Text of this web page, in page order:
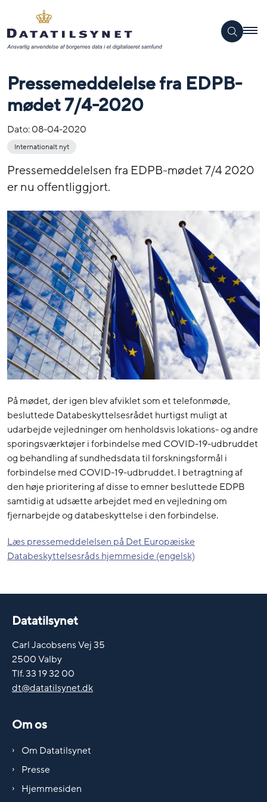
Pressemeddelelse fra EDPB-
mødet 7/4-2020
Dato:08-04-2020
Internationalt nyt
Pressemeddelelsen fra EDPB-mødet 7/4 2020
er nu offentliggjort.
På mødet, der igen blev afviklet som et telefonmøde,
besluttede Databeskyttelsesrådet hurtigst muligt at
udarbejde vejledninger om henholdsvis lokations- og andre
sporingsværktøjer i forbindelse med COVID-19-udbruddet
og behandling af sundhedsdata til forskningsformål i
forbindelse med COVID-19-udbruddet. I betragtning af
den høje prioritering af disse to emner besluttede EDPB
samtidig at udsætte arbejdet med en vejledning om
fjernarbejde og databeskyttelse i den forbindelse.
Læs pressemeddelelsen på Det Europæiske
Databeskyttelsesråds hjemmeside (engelsk)
Datatilsynet
Carl Jacobsens Vej 35
2500 Valby
Tlf. 33 19 32 00
dt@datatilsynet.dk
Om os
Om Datatilsynet
Presse
Hjemmesiden